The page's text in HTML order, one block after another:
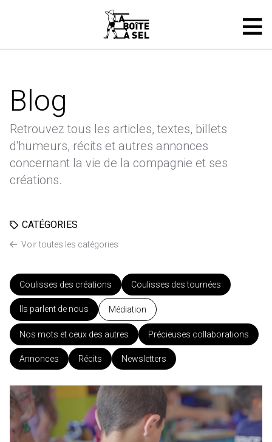
Blog
Retrouvez tous les articles, textes, billets
d'humeurs, récits et autres annonces
concernant la vie de la compagnie et ses
créations.
CATÉGORIES
Voir toutes les catégories
Coulisses des créations Coulisses des tournées
Ils parlent de nous Médiation
Nos mots et ceux des autres Précieuses collaborations
Annonces Récits Newsletters